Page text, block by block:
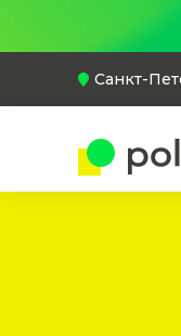
Санкт-